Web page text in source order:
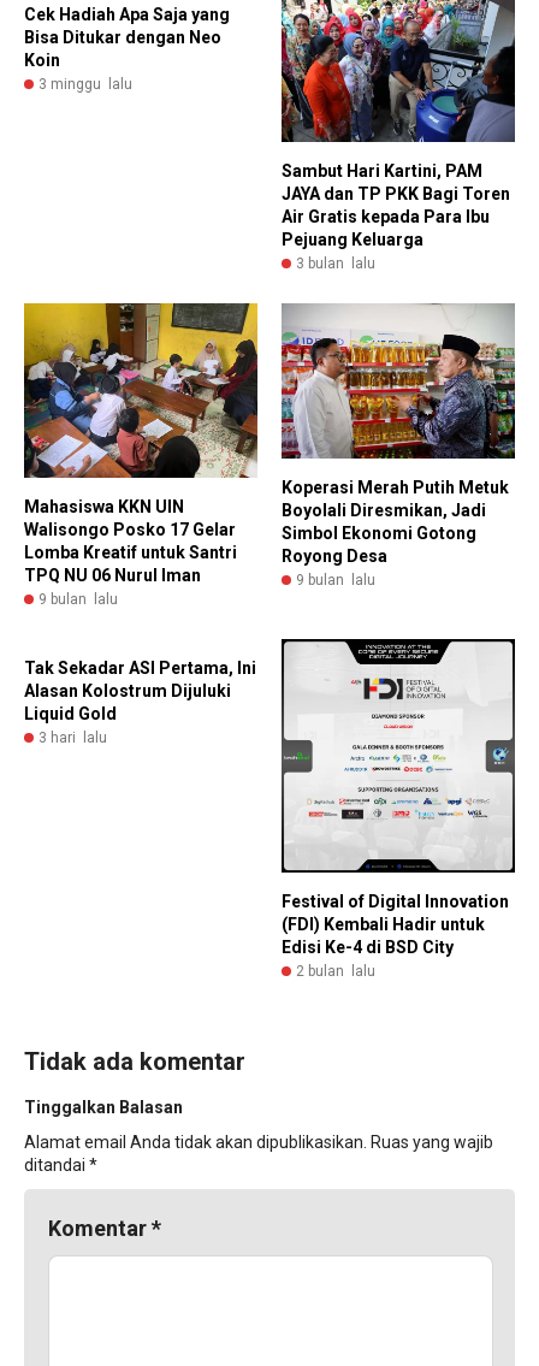
Cek Hadiah Apa Saja yang
Bisa Ditukar dengan Neo
Koin
3 minggu lalu
Sambut Hari Kartini, PAM
JAYA dan TP PKK Bagi Toren
Air Gratis kepada Para Ibu
Pejuang Keluarga
3 bulan lalu
Mahasiswa KKN UIN
Walisongo Posko 17 Gelar
Lomba Kreatif untuk Santri
TPQ NU 06 Nurul Iman
9 bulan lalu
Koperasi Merah Putih Metuk
Boyolali Diresmikan, Jadi
Simbol Ekonomi Gotong
Royong Desa
9 bulan lalu
Tak Sekadar ASI Pertama, Ini
Alasan Kolostrum Dijuluki
Liquid Gold
3 hari lalu
Festival of Digital Innovation
(FDI) Kembali Hadir untuk
Edisi Ke-4 di BSD City
2 bulan lalu
Tidak ada komentar
Tinggalkan Balasan
Alamat email Anda tidak akan dipublikasikan. Ruas yang wajib
ditandai *
Komentar*